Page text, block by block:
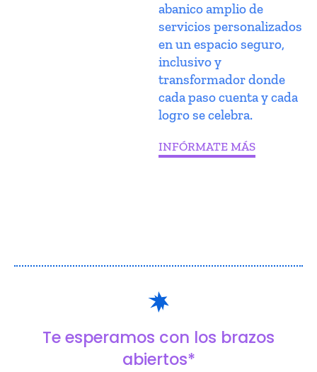
abanico amplio de
servicios personalizados
en un espacio seguro,
inclusivo y
transformador donde
cada paso cuenta y cada
logro se celebra.
INFÓRMATE MÁS
Te esperamos con los brazos
abiertos*